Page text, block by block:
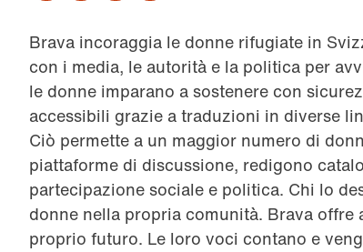
Brava incoraggia le donne rifugiate in
con i media, le autorità e la politica per
le donne imparano a sostenere con
accessibili grazie a traduzioni in diverse
Ciò permette a un maggior numero di
piattaforme di discussione, redigono
partecipazione sociale e politica. Chi lo
donne nella propria comunità. Brava
proprio futuro. Le loro voci contano e